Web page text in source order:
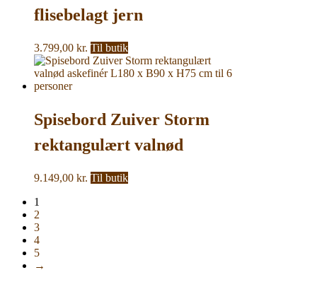
flisebelagt jern
rektangulært loungebord
mørkegrå/blå 47x80x40 cm
3.799,00 kr. Til butik
Spisebord Zuiver Storm
rektangulært valnød
askefinér L180 x B90 x H75
cm til 6 personer
9.149,00 kr. Til butik
1
2
3
4
5
→